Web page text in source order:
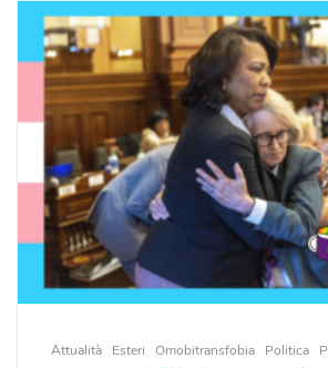
Attualità Esteri Omobitransfobia Politica